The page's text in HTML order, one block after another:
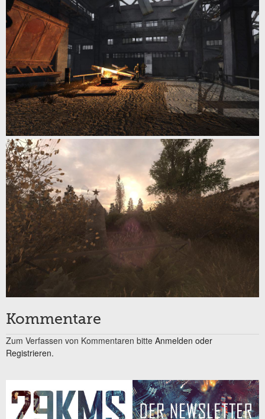
Kommentare
Zum Verfassen von Kommentaren bitte Anmelden oder
Registrieren.